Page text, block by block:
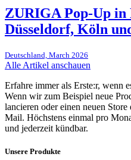
ZURIGA Pop-Up
Düsseldorf, Köln
Deutschland, March 2026
Alle Artikel anschauen
Erfahre immer als Erste:r, wenn
Wenn wir zum Beispiel neue
lancieren oder einen neuen
Mail. Höchstens einmal pro
und jederzeit kündbar.
Unsere Produkte